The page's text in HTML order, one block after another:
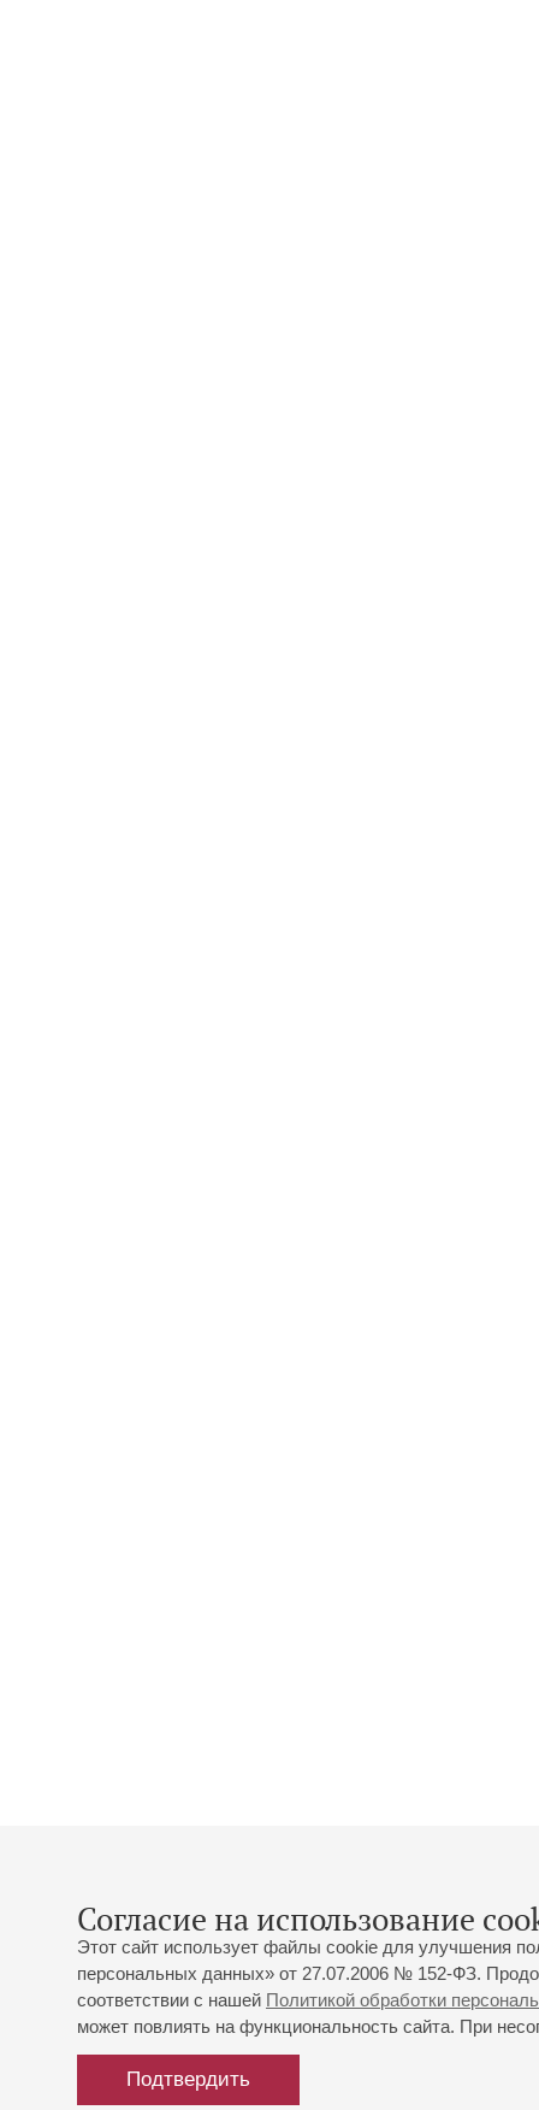
Согласие на использование
Этот сайт использует файлы cookie для улучшения
персональных данных» от 27.07.2006 № 152-ФЗ.
соответствии с нашей Политикой обработки
может повлиять на функциональность сайта. При
Подтвердить